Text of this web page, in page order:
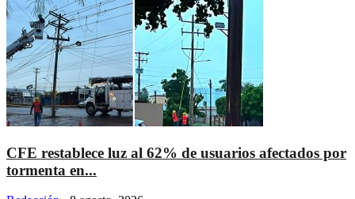
CFE restablece luz al 62% de usuarios afectados por
tormenta en...